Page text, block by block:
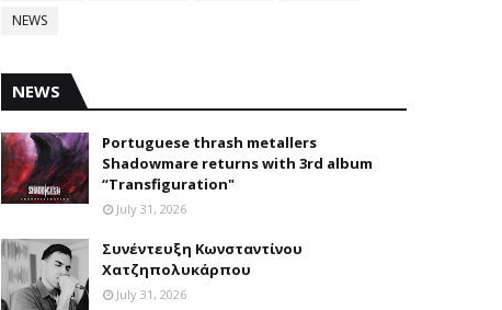
NEWS
NEWS
Portuguese thrash metallers
Shadowmare returns with 3rd album
“Transfiguration"
July 31, 2026
Συνέντευξη Κωνσταντίνου
Χατζηπολυκάρπου
July 31, 2026